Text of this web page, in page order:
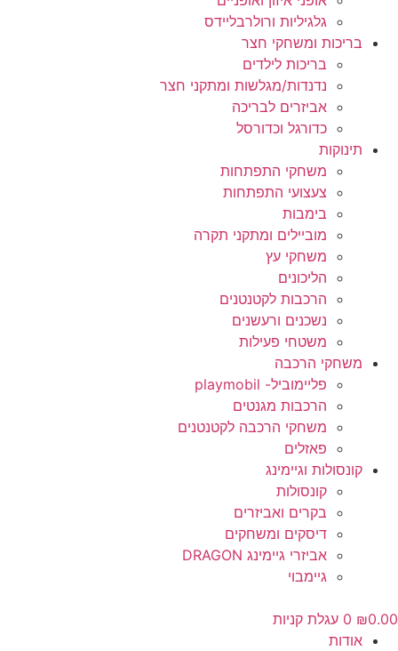
גלגיליות ורולרבליידס
בריכות ומשחקי חצר
בריכות לילדים
נדנדות/מגלשות ומתקני חצר
אביזרים לבריכה
כדורגל וכדורסל
תינוקות
משחקי התפתחות
צעצועי התפתחות
בימבות
מוביילים ומתקני תקרה
משחקי עץ
הליכונים
הרכבות לקטנטנים
נשכנים ורעשנים
משטחי פעילות
משחקי הרכבה
פליימוביל- playmobil
הרכבות מגנטים
משחקי הרכבה לקטנטנים
פאזלים
קונסולות וגיימינג
קונסולות
בקרים ואביזרים
דיסקים ומשחקים
אביזרי גיימינג DRAGON
גיימבוי
₪0.00
0 עגלת קניות
אודות